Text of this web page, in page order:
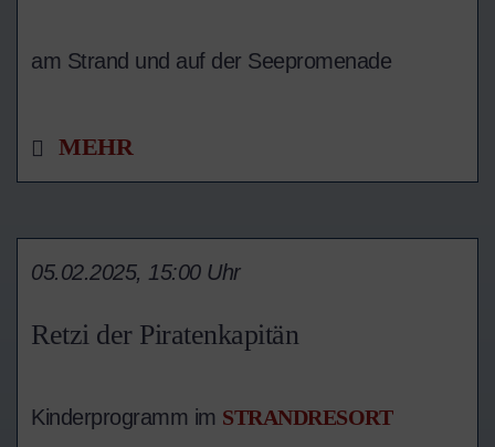
am Strand und auf der Seepromenade
MEHR
Retzi der Piratenkapitän
05.02.2025, 15:00 Uhr
Kinderprogramm im STRANDRESORT